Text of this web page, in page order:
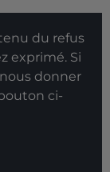
du refus
exprimé. Si
donner
ci-